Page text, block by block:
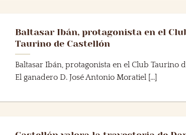
Baltasar Ibán, protagonista en el
Taurino de Castellón
Baltasar Ibán, protagonista en el Club Taurino
El ganadero D. José Antonio Moratiel [...]